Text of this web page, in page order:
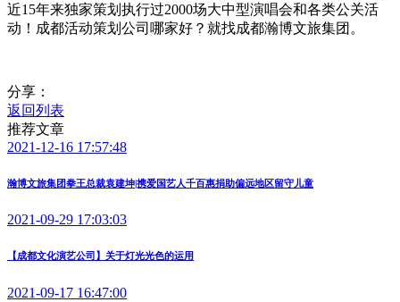
近15年来独家策划执行过2000场大中型演唱会和各类公关活
动！成都活动策划公司哪家好？就找成都瀚博文旅集团。
分享：
返回列表
推荐文章
2021-12-16 17:57:48
瀚博文旅集团拳王总裁袁建坤|携爱国艺人千百惠捐助偏远地区留守儿童
2021-09-29 17:03:03
【成都文化演艺公司】关于灯光光色的运用
2021-09-17 16:47:00